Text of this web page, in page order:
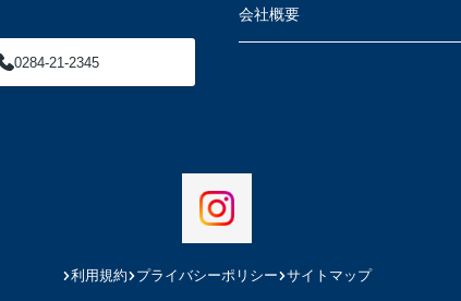
0284-21-2345
会社概要
利用規約 プライバシーポリシー サイトマップ